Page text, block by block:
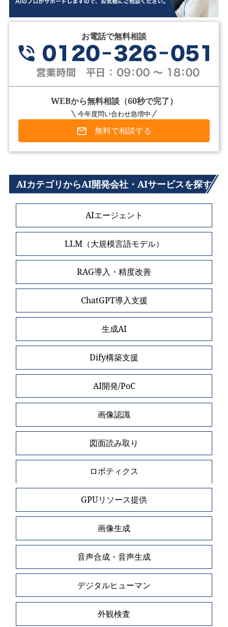
お電話で無料相談
WEBから無料相談（60秒で完了）
今年度問い合わせ急増中
無料で相談する
AIカテゴリからAI開発会社・AIサービスを探す
AIエージェント
LLM（大規模言語モデル）
RAG導入・精度改善
ChatGPT導入支援
生成AI
Dify構築支援
AI開発/PoC
画像認識
図面読み取り
ロボティクス
GPUリソース提供
画像生成
音声合成・音声生成
デジタルヒューマン
外観検査